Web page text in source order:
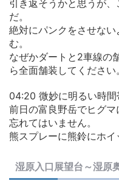
引き返そうかと思うが
だ。
絶対にパンクをさせな
む。
なぜかダートと2車線の
ら全面舗装してください。
04:20 微妙に明るい時間
前日の富良野岳でヒグ
忘れてはいません。
熊スプレーに熊鈴にホイ
湿原入口展望台～湿原